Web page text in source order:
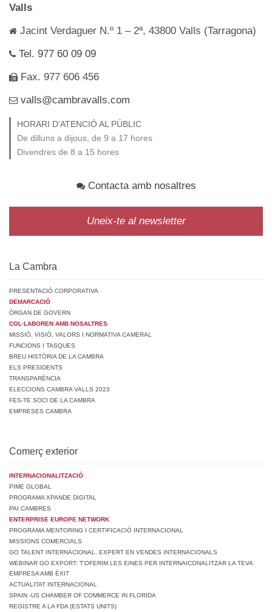
Valls
Jacint Verdaguer N.º 1 – 2ª, 43800 Valls (Tarragona)
Tel. 977 60 09 09
Fax. 977 606 456
valls@cambravalls.com
HORARI D’ATENCIÓ AL PÚBLIC
De dilluns a dijous, de 9 a 17 hores
Divendres de 8 a 15 hores
Contacta amb nosaltres
Uneix-te al newsletter
La Cambra
PRESENTACIÓ CORPORATIVA
DEMARCACIÓ
ÒRGAN DE GOVERN
COL·LABOREN AMB NOSALTRES
MISSIÓ, VISIÓ, VALORS I NORMATIVA CAMERAL
FUNCIONS I TASQUES
BREU HISTÒRIA DE LA CAMBRA
ELS PRESIDENTS
TRANSPARÈNCIA
ELECCIONS CAMBRA VALLS 2023
FES-TE SOCI DE LA CAMBRA
EMPRESES CAMBRA
Comerç exterior
INTERNACIONALITZACIÓ
PIME GLOBAL
PROGRAMA XPANDE DIGITAL
PAI CAMBRES
ENTERPRISE EUROPE NETWORK
PROGRAMA MENTORING I CERTIFICACIÓ INTERNACIONAL
MISSIONS COMERCIALS
GO TALENT INTERNACIONAL. EXPERT EN VENDES INTERNACIONALS
WEBINAR GO EXPORT: T’OFERIM LES EINES PER INTERNAICONALITZAR LA TEVA
EMPRESA AMB ÈXIT
ACTUALITAT INTERNACIONAL
SPAIN -US CHAMBER OF COMMERCE IN FLORIDA
REGISTRE A LA FDA (ESTATS UNITS)